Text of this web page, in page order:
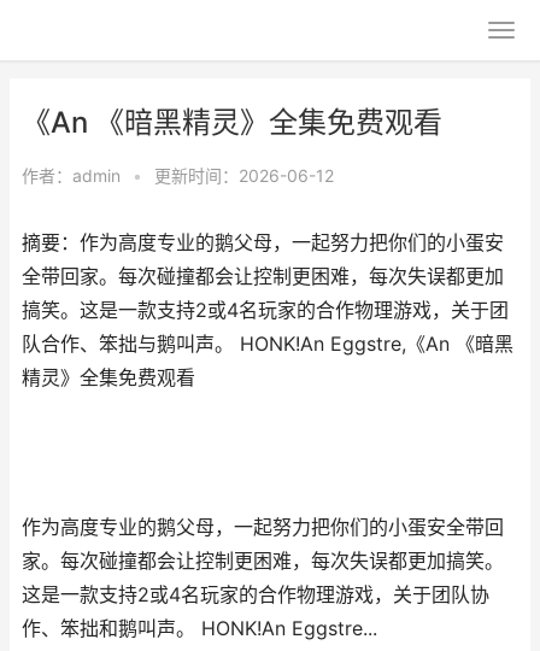
《An 《暗黑精灵》全集免费观看
作者： admin • 更新时间：2026-06-12
摘要：作为高度专业的鹅父母，一起努力把你们的小蛋安
全带回家。每次碰撞都会让控制更困难，每次失误都更加
搞笑。这是一款支持2或4名玩家的合作物理游戏，关于团
队合作、笨拙与鹅叫声。 HONK!An Eggstre,《An 《暗黑
精灵》全集免费观看
作为高度专业的鹅父母，一起努力把你们的小蛋安全带回
家。每次碰撞都会让控制更困难，每次失误都更加搞笑。
这是一款支持2或4名玩家的合作物理游戏，关于团队协
作、笨拙和鹅叫声。 HONK!An Eggstre...